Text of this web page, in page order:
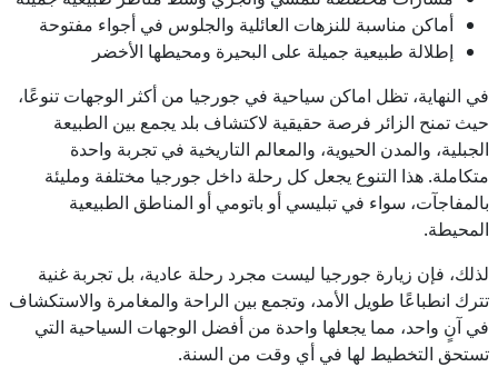
أماكن مناسبة للنزهات العائلية والجلوس في أجواء مفتوحة
إطلالة طبيعية جميلة على البحيرة ومحيطها الأخضر
في النهاية، تظل اماكن سياحية في جورجيا من أكثر الوجهات تنوعًا،
حيث تمنح الزائر فرصة حقيقية لاكتشاف بلد يجمع بين الطبيعة
الجبلية، والمدن الحيوية، والمعالم التاريخية في تجربة واحدة
متكاملة. هذا التنوع يجعل كل رحلة داخل جورجيا مختلفة ومليئة
بالمفاجآت، سواء في تبليسي أو باتومي أو المناطق الطبيعية
المحيطة.
لذلك، فإن زيارة جورجيا ليست مجرد رحلة عادية، بل تجربة غنية
تترك انطباعًا طويل الأمد، وتجمع بين الراحة والمغامرة والاستكشاف
في آنٍ واحد، مما يجعلها واحدة من أفضل الوجهات السياحية التي
تستحق التخطيط لها في أي وقت من السنة.